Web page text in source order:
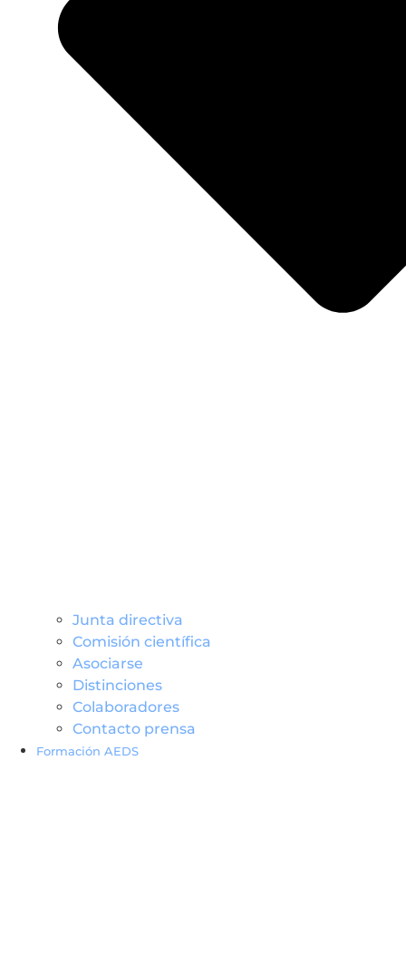
Junta directiva
Comisión científica
Asociarse
Distinciones
Colaboradores
Contacto prensa
Formación AEDS